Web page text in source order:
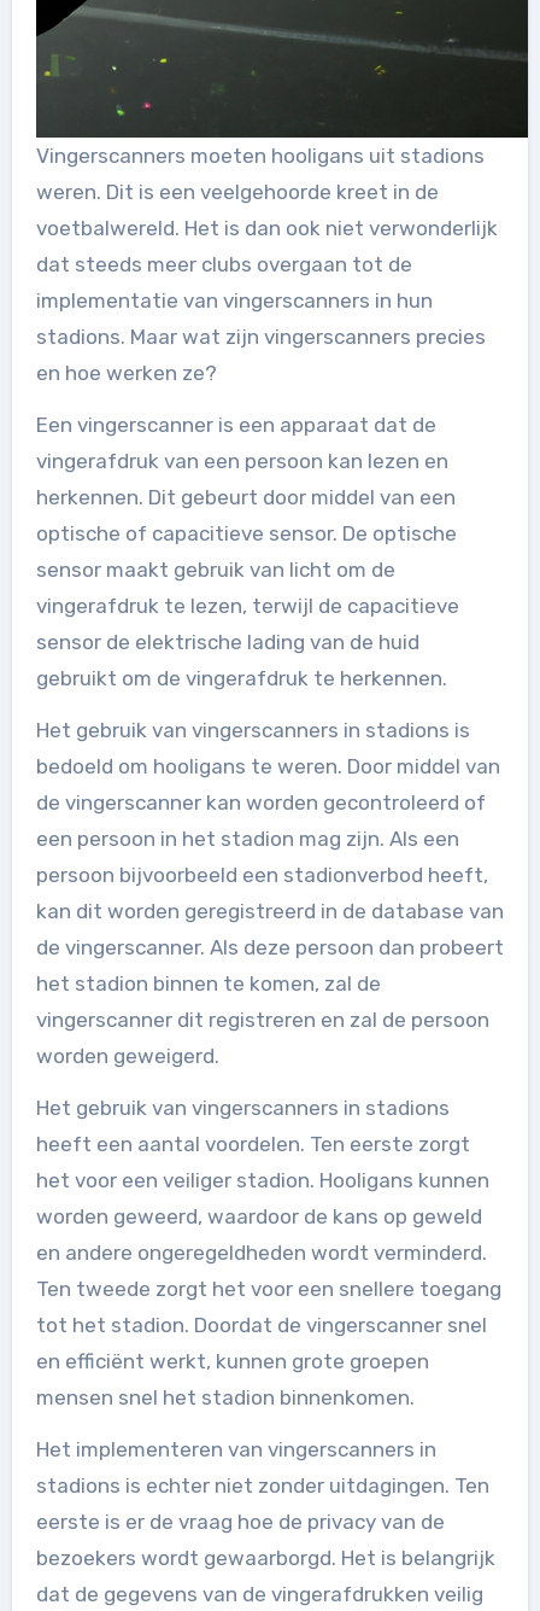
Vingerscanners moeten hooligans uit stadions
weren. Dit is een veelgehoorde kreet in de
voetbalwereld. Het is dan ook niet verwonderlijk
dat steeds meer clubs overgaan tot de
implementatie van vingerscanners in hun
stadions. Maar wat zijn vingerscanners precies
en hoe werken ze?
Een vingerscanner is een apparaat dat de
vingerafdruk van een persoon kan lezen en
herkennen. Dit gebeurt door middel van een
optische of capacitieve sensor. De optische
sensor maakt gebruik van licht om de
vingerafdruk te lezen, terwijl de capacitieve
sensor de elektrische lading van de huid
gebruikt om de vingerafdruk te herkennen.
Het gebruik van vingerscanners in stadions is
bedoeld om hooligans te weren. Door middel van
de vingerscanner kan worden gecontroleerd of
een persoon in het stadion mag zijn. Als een
persoon bijvoorbeeld een stadionverbod heeft,
kan dit worden geregistreerd in de database van
de vingerscanner. Als deze persoon dan probeert
het stadion binnen te komen, zal de
vingerscanner dit registreren en zal de persoon
worden geweigerd.
Het gebruik van vingerscanners in stadions
heeft een aantal voordelen. Ten eerste zorgt
het voor een veiliger stadion. Hooligans kunnen
worden geweerd, waardoor de kans op geweld
en andere ongeregeldheden wordt verminderd.
Ten tweede zorgt het voor een snellere toegang
tot het stadion. Doordat de vingerscanner snel
en efficiënt werkt, kunnen grote groepen
mensen snel het stadion binnenkomen.
Het implementeren van vingerscanners in
stadions is echter niet zonder uitdagingen. Ten
eerste is er de vraag hoe de privacy van de
bezoekers wordt gewaarborgd. Het is belangrijk
dat de gegevens van de vingerafdrukken veilig